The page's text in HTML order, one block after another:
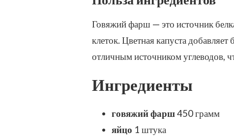
Говяжий фарш — это источник
клеток. Цветная капуста
отличным источником углеводов,
Ингредиенты
говяжий фарш450 грамм
яйцо 1 штука